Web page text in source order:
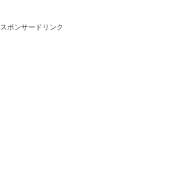
スポンサードリンク